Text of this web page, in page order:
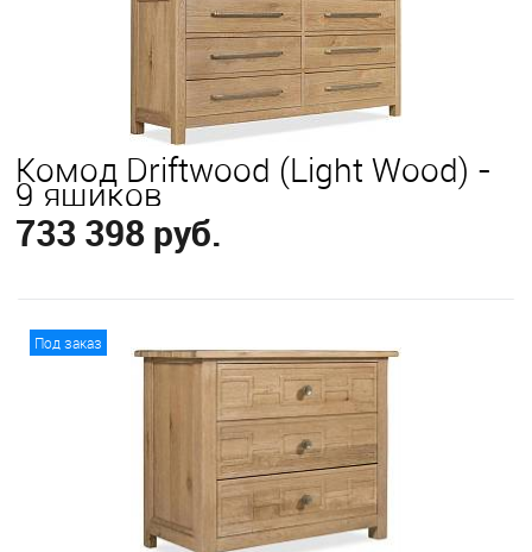
Комод Driftwood (Light Wood) -
9 ящиков
733 398 руб.
Под заказ